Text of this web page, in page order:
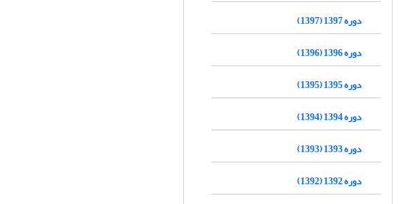
دوره 1397 (1397)
دوره 1396 (1396)
دوره 1395 (1395)
دوره 1394 (1394)
دوره 1393 (1393)
دوره 1392 (1392)